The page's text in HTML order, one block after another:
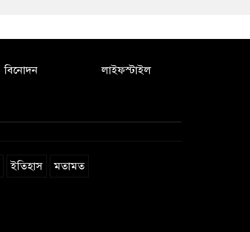
বিনোদন
লাইফস্টাইল
ইতিহাস মতামত